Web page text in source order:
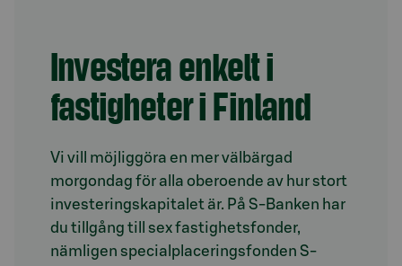
Investera enkelt i
fastigheter i Finland
Vi vill möjliggöra en mer välbärgad
morgondag för alla oberoende av hur stort
investeringskapitalet är. På S-Banken har
du tillgång till sex fastighetsfonder,
nämligen specialplaceringsfonden S-